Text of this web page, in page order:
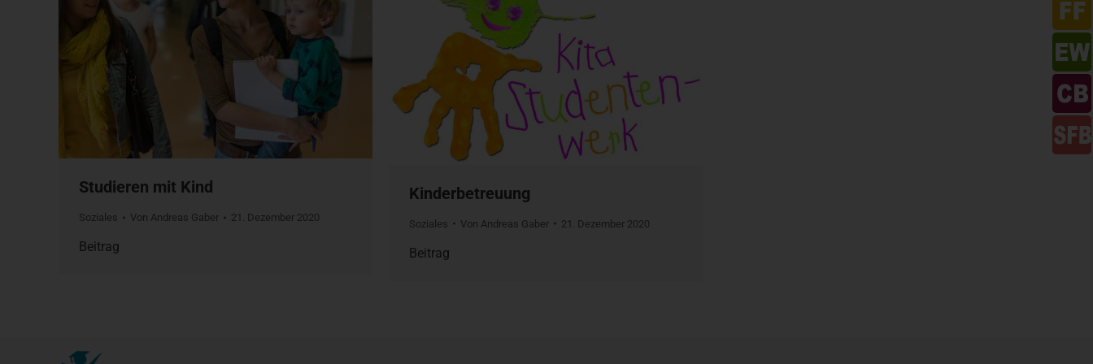
Studieren mit Kind
Soziales Von Andreas Gaber 21. Dezember 2020
Beitrag
Kinderbetreuung
Soziales Von Andreas Gaber 21. Dezember 2020
Beitrag